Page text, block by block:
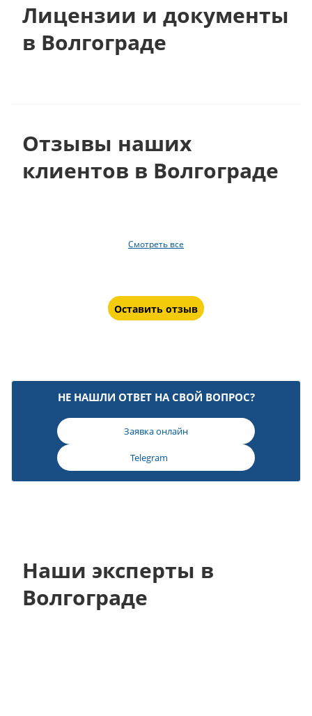
Лицензии и документы
в Волгограде
Отзывы наших
клиентов в Волгограде
Смотреть все
Оставить отзыв
НЕ НАШЛИ ОТВЕТ НА СВОЙ ВОПРОС?
Заявка онлайн
Telegram
Наши эксперты в
Волгограде